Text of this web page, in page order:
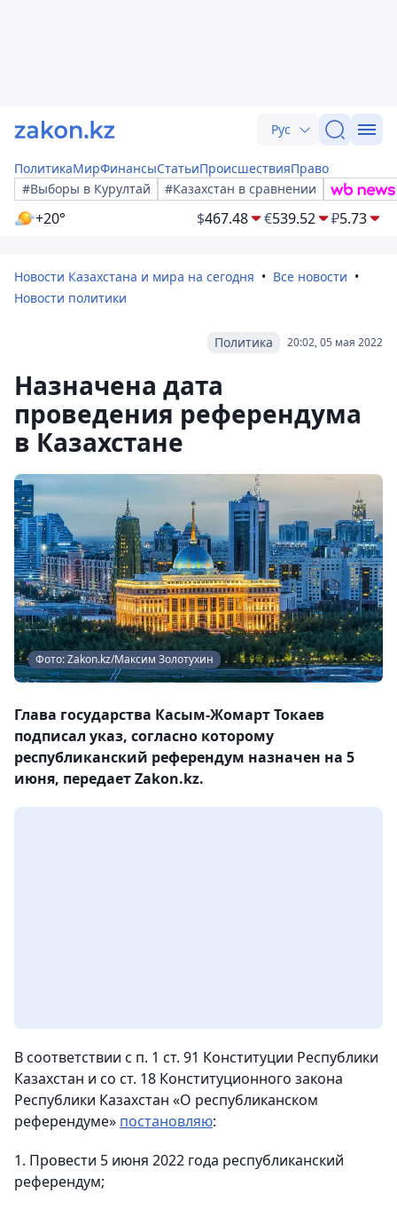
Рус
ПолитикаМирФинансыСтатьиПроисшествияПраво
#Выборы в Курултай
#Казахстан в сравнении
+20° $467.48 €539.52 ₽5.73
Новости Казахстана и мира на сегодня
Все новости
Новости политики
20:02, 05 мая 2022
Политика
Назначена дата
проведения референдума
в Казахстане
Фото: Zakon.kz/Максим Золотухин
Глава государства Касым-Жомарт Токаев
подписал указ, согласно которому
республиканский референдум назначен на 5
июня, передает Zakon.kz.
В соответствии с п. 1 ст. 91 Конституции Республики
Казахстан и со ст. 18 Конституционного закона
Республики Казахстан «О республиканском
референдуме» постановляю:
1. Провести 5 июня 2022 года республиканский
референдум;